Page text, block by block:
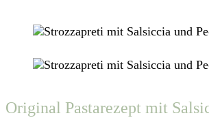
Original Pastarezept mit